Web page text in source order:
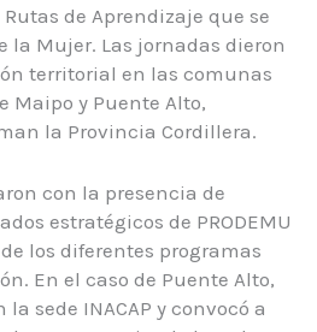
de Aprendizaje que se
la Mujer. Las jornadas dieron
territorial en las comunas
Maipo y Puente Alto,
la Provincia Cordillera.
con la presencia de
estratégicos de PRODEMU
los diferentes programas
En el caso de Puente Alto,
sede INACAP y convocó a